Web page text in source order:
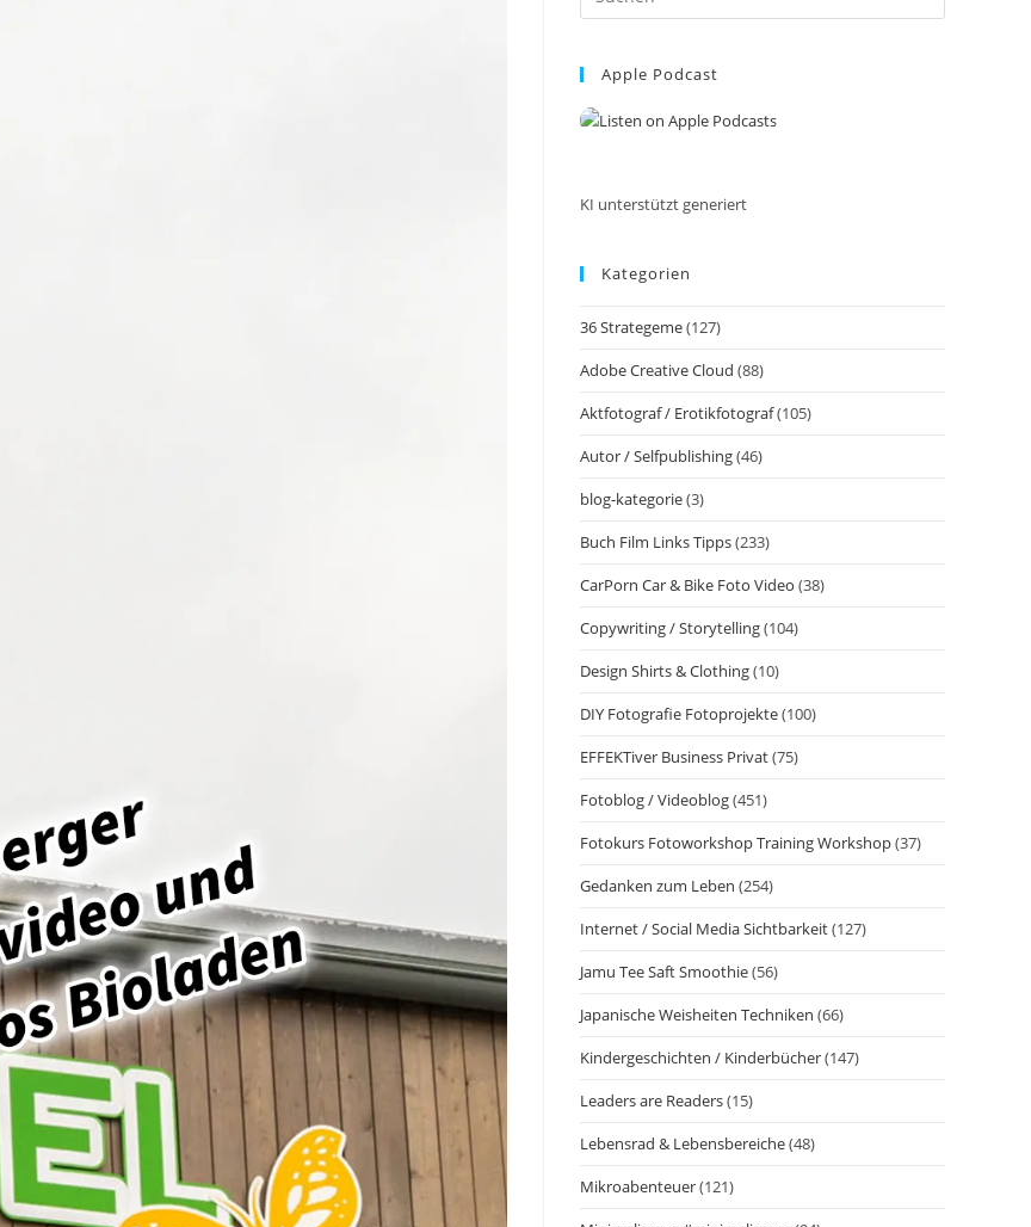
Escape
Apple Podcast
KI unterstützt generiert
Kategorien
36 Strategeme(127)
Adobe Creative Cloud (88)
Aktfotograf / Erotikfotograf(105)
Autor / Selfpublishing(46)
blog-kategorie(3)
Buch Film Links Tipps(233)
CarPorn Car & Bike Foto Video (38)
Copywriting / Storytelling(104)
Design Shirts & Clothing(10)
DIY Fotografie Fotoprojekte(100)
EFFEKTiver Business Privat(75)
Fotoblog / Videoblog(451)
Fotokurs Fotoworkshop Training Workshop(37)
Gedanken zum Leben (254)
Internet / Social Media Sichtbarkeit(127)
Jamu Tee Saft Smoothie(56)
Japanische Weisheiten Techniken (66)
Kindergeschichten / Kinderbücher(147)
Leaders are Readers(15)
Lebensrad & Lebensbereiche(48)
Mikroabenteuer(121)